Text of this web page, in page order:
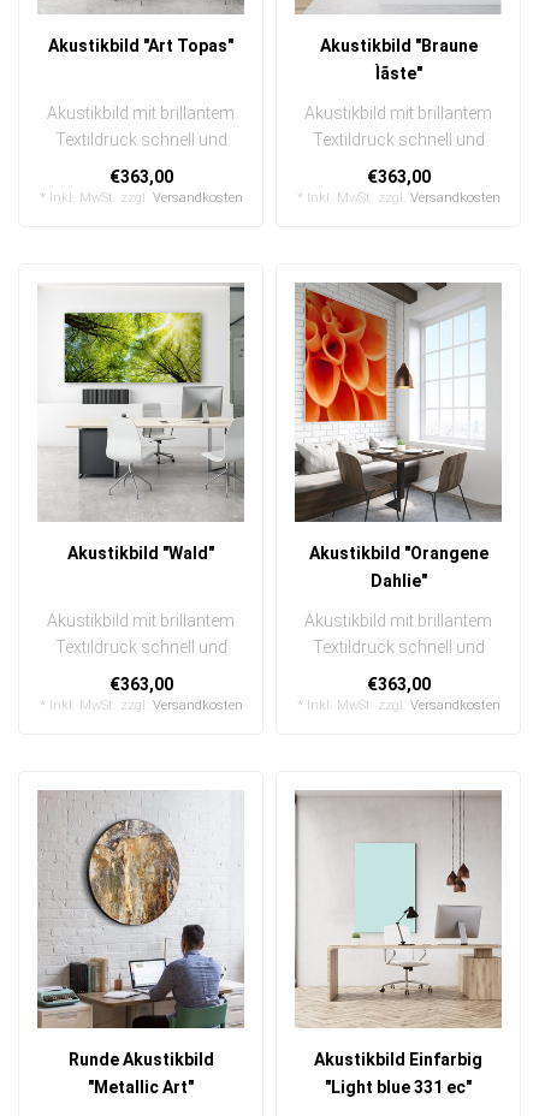
Akustikbild "Art Topas"
Akustikbild mit brillantem
Textildruck schnell und
einfach austauschbar
In eine..
€363,00
* Inkl. MwSt. zzgl. Versandkosten
Akustikbild "Braune
Ìãste"
Akustikbild mit brillantem
Textildruck schnell und
einfach austauschbar
In eine..
€363,00
* Inkl. MwSt. zzgl. Versandkosten
Akustikbild "Wald"
Akustikbild mit brillantem
Textildruck schnell und
einfach austauschbar
In eine..
€363,00
* Inkl. MwSt. zzgl. Versandkosten
Akustikbild "Orangene
Dahlie"
Akustikbild mit brillantem
Textildruck schnell und
einfach austauschbar
In eine..
€363,00
* Inkl. MwSt. zzgl. Versandkosten
Runde Akustikbild
"Metallic Art"
Akustikbild Einfarbig
"Light blue 331 ec"